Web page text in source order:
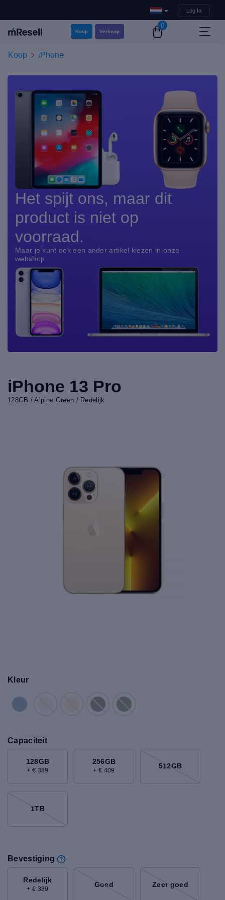
Log In
Koop Verkoop
0
Koop iPhone
Het spijt ons, maar dit
product is niet op
voorraad.
Maar je kunt ook een ander artikel kiezen in onze
webshop
iPhone 13 Pro
128GB / Alpine Green / Redelijk
Kleur
Capaciteit
128GB
+ € 389
256GB
+ € 409
512GB
1TB
Bevestiging
Redelijk
+ € 389
Goed Zeer goed